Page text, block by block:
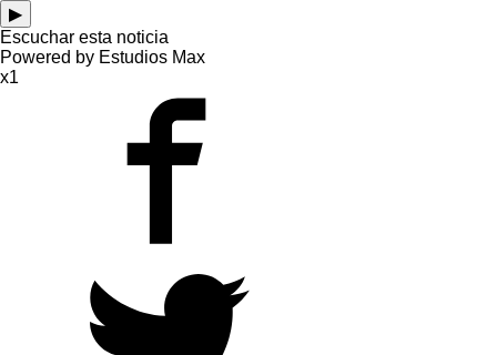
▶
Escuchar esta noticia
Powered by Estudios Max
x1